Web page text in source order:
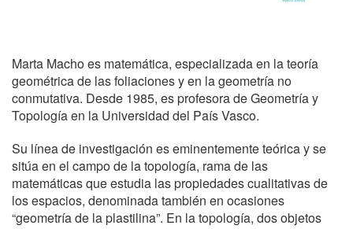
Marta Macho es matemática, especializada en la teoría
geométrica de las foliaciones y en la geometría no
conmutativa. Desde 1985, es profesora de Geometría y
Topología en la Universidad del País Vasco.
Su línea de investigación es eminentemente teórica y se
sitúa en el campo de la topología, rama de las
matemáticas que estudia las propiedades cualitativas de
los espacios, denominada también en ocasiones
“geometría de la plastilina”. En la topología, dos objetos